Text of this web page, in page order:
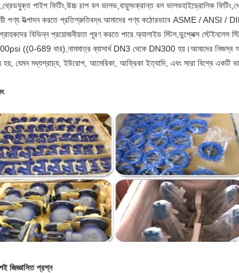
পাইপ ফিটিং,উচ্চ চাপ বল ভালভ,বায়ুসংক্রান্ত বল ভালভহাইড্রোলিক
পণ্য উত্পাদন করতে প্রতিশ্রুতিবদ্ধ .আমাদের পণ্য কঠোরভাবে ASME / ANSI /
বিভিন্ন প্রয়োজনীয়তা পূরণ করতে পারে.অ্যালাইড স্টিল,ডুপ্লেক্স স্টেইনলেস
((0-689 বার),নামমাত্র ব্যাসার্ধ DN3 থেকে DN300 হয়।আমাদের নিজস্ব
হয়, যেমন মধ্যপ্রাচ্য, ইউরোপ, আমেরিকা, আফ্রিকা ইত্যাদি, এবং সারা বিশ্বে একটি
জিজ্ঞাসিত প্রশ্ন